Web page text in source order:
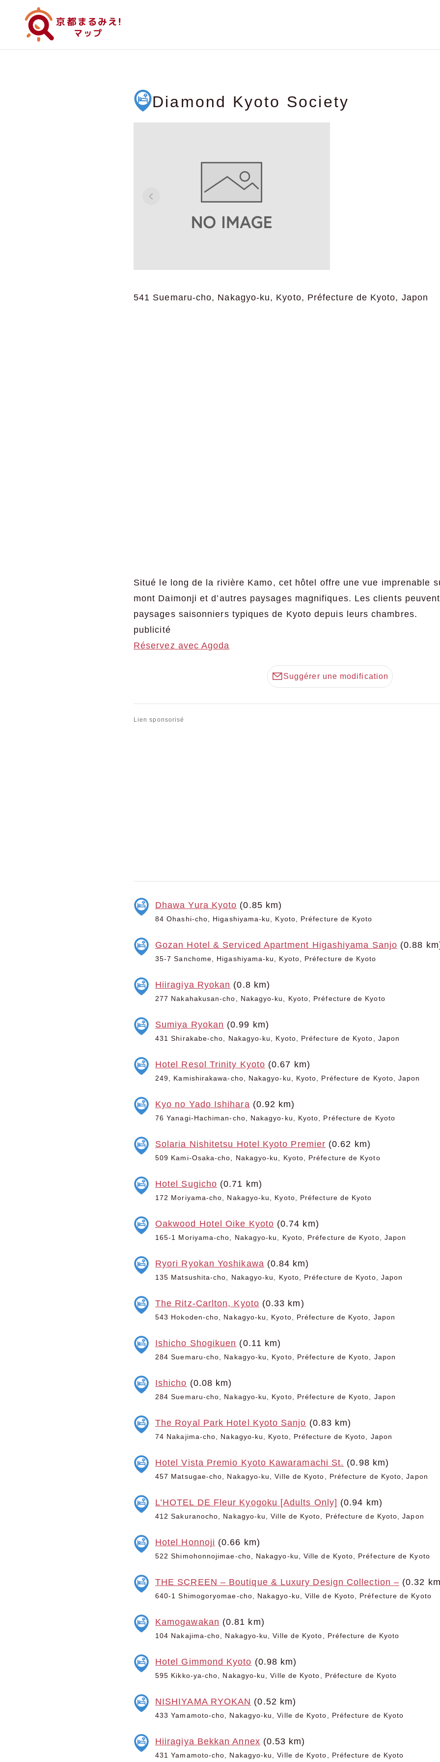
Diamond Kyoto Society
541 Suemaru-cho, Nakagyo-ku, Kyoto, Préfecture de Kyoto, Japon
Situé le long de la rivière Kamo, cet hôtel offre une vue imprenable
mont Daimonji et d’autres paysages magnifiques. Les clients
paysages saisonniers typiques de Kyoto depuis leurs chambres.
publicité
Réservez avec Agoda
Suggérer une modification
Lien sponsorisé
Dhawa Yura Kyoto (0.85 km)
84 Ohashi-cho, Higashiyama-ku, Kyoto, Préfecture de Kyoto
Gozan Hotel & Serviced Apartment Higashiyama Sanjo (0.88
35-7 Sanchome, Higashiyama-ku, Kyoto, Préfecture de Kyoto
Hiiragiya Ryokan (0.8 km)
277 Nakahakusan-cho, Nakagyo-ku, Kyoto, Préfecture de Kyoto
Sumiya Ryokan (0.99 km)
431 Shirakabe-cho, Nakagyo-ku, Kyoto, Préfecture de Kyoto, Japon
Hotel Resol Trinity Kyoto (0.67 km)
249, Kamishirakawa-cho, Nakagyo-ku, Kyoto, Préfecture de Kyoto, Japon
Kyo no Yado Ishihara (0.92 km)
76 Yanagi-Hachiman-cho, Nakagyo-ku, Kyoto, Préfecture de Kyoto
Solaria Nishitetsu Hotel Kyoto Premier (0.62 km)
509 Kami-Osaka-cho, Nakagyo-ku, Kyoto, Préfecture de Kyoto
Hotel Sugicho (0.71 km)
172 Moriyama-cho, Nakagyo-ku, Kyoto, Préfecture de Kyoto
Oakwood Hotel Oike Kyoto (0.74 km)
165-1 Moriyama-cho, Nakagyo-ku, Kyoto, Préfecture de Kyoto, Japon
Ryori Ryokan Yoshikawa (0.84 km)
135 Matsushita-cho, Nakagyo-ku, Kyoto, Préfecture de Kyoto, Japon
The Ritz-Carlton, Kyoto (0.33 km)
543 Hokoden-cho, Nakagyo-ku, Kyoto, Préfecture de Kyoto, Japon
Ishicho Shogikuen (0.11 km)
284 Suemaru-cho, Nakagyo-ku, Kyoto, Préfecture de Kyoto, Japon
Ishicho (0.08 km)
284 Suemaru-cho, Nakagyo-ku, Kyoto, Préfecture de Kyoto, Japon
The Royal Park Hotel Kyoto Sanjo (0.83 km)
74 Nakajima-cho, Nakagyo-ku, Kyoto, Préfecture de Kyoto, Japon
Hotel Vista Premio Kyoto Kawaramachi St. (0.98 km)
457 Matsugae-cho, Nakagyo-ku, Ville de Kyoto, Préfecture de Kyoto, Japon
L’HOTEL DE Fleur Kyogoku [Adults Only] (0.94 km)
412 Sakuranocho, Nakagyo-ku, Ville de Kyoto, Préfecture de Kyoto, Japon
Hotel Honnoji (0.66 km)
522 Shimohonnojimae-cho, Nakagyo-ku, Ville de Kyoto, Préfecture de Kyoto
THE SCREEN – Boutique & Luxury Design Collection – (0.32
640-1 Shimogoryomae-cho, Nakagyo-ku, Ville de Kyoto, Préfecture de Kyoto
Kamogawakan (0.81 km)
104 Nakajima-cho, Nakagyo-ku, Ville de Kyoto, Préfecture de Kyoto
Hotel Gimmond Kyoto (0.98 km)
595 Kikko-ya-cho, Nakagyo-ku, Ville de Kyoto, Préfecture de Kyoto
NISHIYAMA RYOKAN (0.52 km)
433 Yamamoto-cho, Nakagyo-ku, Ville de Kyoto, Préfecture de Kyoto
Hiiragiya Bekkan Annex (0.53 km)
431 Yamamoto-cho, Nakagyo-ku, Ville de Kyoto, Préfecture de Kyoto